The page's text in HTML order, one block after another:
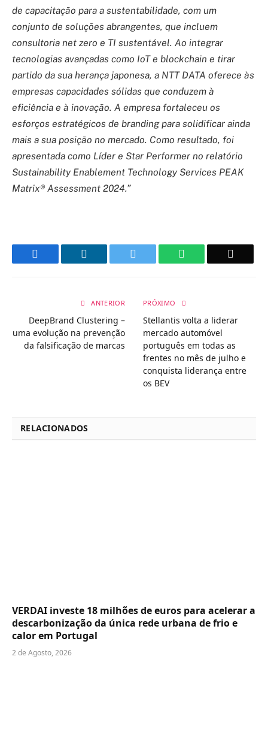
de capacitação para a sustentabilidade, com um
conjunto de soluções abrangentes, que incluem
consultoria net zero e TI sustentável. Ao integrar
tecnologias avançadas como IoT e blockchain e tirar
partido da sua herança japonesa, a NTT DATA oferece às
empresas capacidades sólidas que conduzem à
eficiência e à inovação. A empresa fortaleceu os
esforços estratégicos de branding para solidificar ainda
mais a sua posição no mercado. Como resultado, foi
apresentada como Líder e Star Performer no relatório
Sustainability Enablement Technology Services PEAK
Matrix® Assessment 2024.”
WhatsApp
ANTERIOR
DeepBrand Clustering –
uma evolução na prevenção
da falsificação de marcas
PRÓXIMO
Stellantis volta a liderar
mercado automóvel
português em todas as
frentes no mês de julho e
conquista liderança entre
os BEV
RELACIONADOS
VERDAI investe 18 milhões de euros para acelerar a
descarbonização da única rede urbana de frio e
calor em Portugal
2 de Agosto, 2026